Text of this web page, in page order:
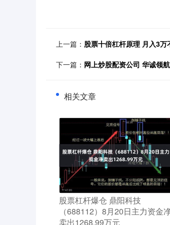
上一篇： 股票十倍杠杆原理 月入3
下一篇： 网上炒股配资公司 华诚领
相关文章
​股票杠杆爆仓 鼎阳科技
（688112）8月20日主力资金
卖出1268.99万元